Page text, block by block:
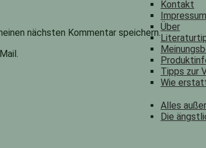
nächsten Kommentar speichern.
Kontakt
Über
Tipps zur
Wie
Alles
Die